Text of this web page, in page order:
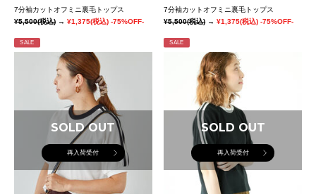
7分袖カットオフミニ裏毛トップス
¥5,500(税込) → ¥1,375(税込) -75%OFF-
7分袖カットオフミニ裏毛トップス
¥5,500(税込)→¥1,375(税込) -75%OFF-
SALE
SOLD OUT
再入荷受付
SALE
SOLD OUT
再入荷受付